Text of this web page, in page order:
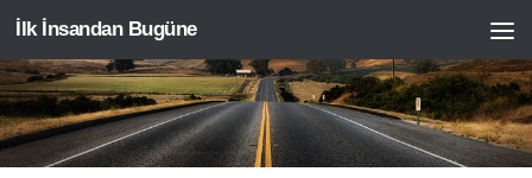
Skip to content
İlk İnsandan Bugüne